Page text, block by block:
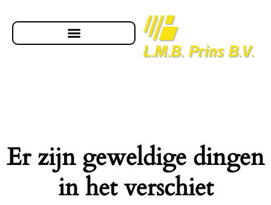
Er zijn geweldige dingen
in het verschiet